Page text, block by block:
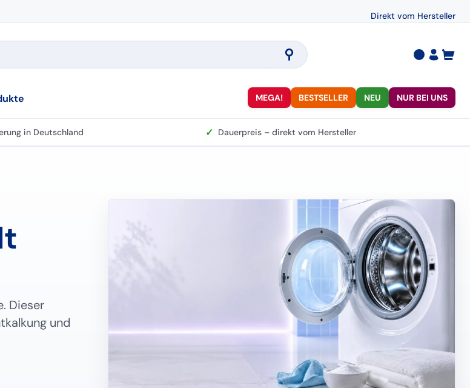
Direkt vom Hersteller
⚲
MEGA! BESTSELLER NEU NUR BEI UNS
in Deutschland ✓ Dauerpreis – direkt vom Hersteller
Dieser
und